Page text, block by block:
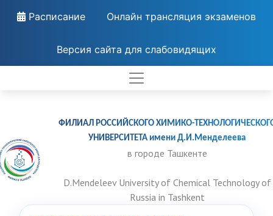
Расписание Онлайн трансляция экзаменов
Версия сайта для слабовидящих
ФИЛИАЛ РОССИЙСКОГО ХИМИКО-
УНИВЕРСИТЕТА имени Д.И.Менделеева
в городе Ташкенте
D.Mendeleev University of Chemical Technology of
Russia in Tashkent